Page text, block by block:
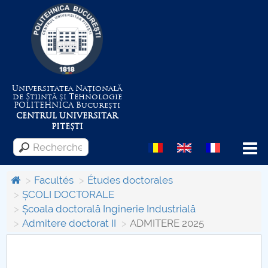
Universitatea Națională
de Știință și Tehnologie
POLITEHNICABucurești
CENTRUL UNIVERSITAR
PITEȘTI
Menu
Despre Universitate
Centrul de Management al Proiectelor
Facultés
Études doctorales
ȘCOLI DOCTORALE
Școala doctorală Inginerie Industrială
Admitere doctorat II
ADMITERE 2025